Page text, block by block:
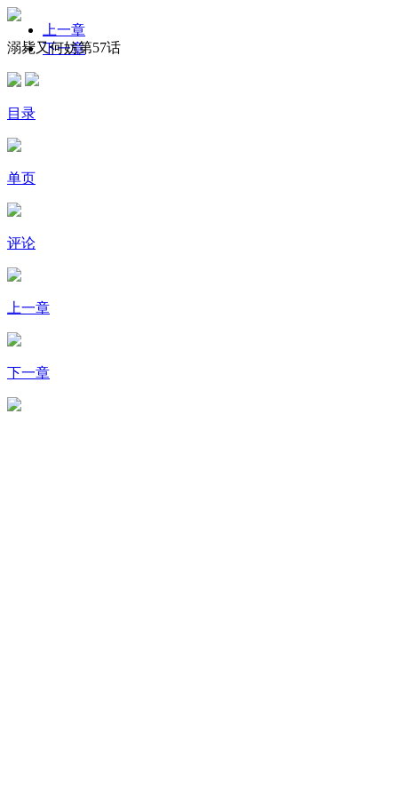
溺毙又何妨第57话
上一章
下一章
目录
单页
评论
上一章
下一章